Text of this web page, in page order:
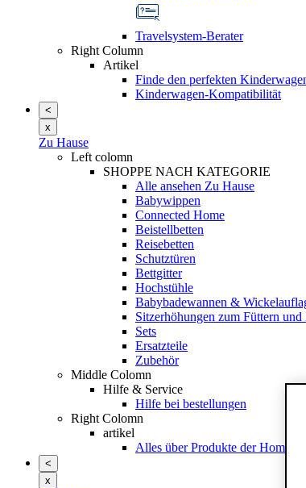
Travelsystem-Berater
Right Column
Artikel
Finde den perfekten
Kinderwagen-Kompatibilität
<
x
Zu Hause
Left colomn
SHOPPE NACH KATEGORIE
Alle ansehen Zu Hause
Babywippen
Connected Home
Beistellbetten
Reisebetten
Schutztüren
Bettgitter
Hochstühle
Babybadewannen &
Sitzerhöhungen zum Füttern
Sets
Ersatzteile
Zubehör
Middle Colomn
Hilfe & Service
Hilfe bei bestellungen
Right Colomn
artikel
Alles über Produkte der Home-
<
x